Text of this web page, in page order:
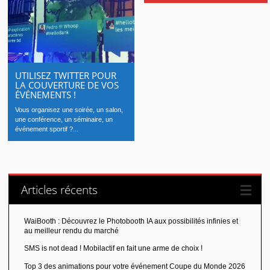
UTILISEZ TWITTER POUR
LA COUVERTURE DE VOS
ÉVÉNEMENTS !
Vous organisez une soirée, un salon,
une conférence, un séminaire, un
événement sportif ?...
Articles récents
WaiBooth : Découvrez le Photobooth IA aux possibilités infinies et
au meilleur rendu du marché
SMS is not dead ! Mobilactif en fait une arme de choix !
Top 3 des animations pour votre événement Coupe du Monde 2026